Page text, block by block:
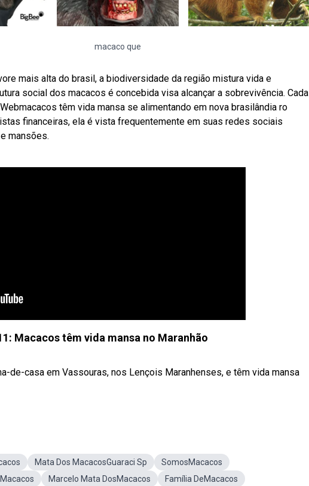
macaco que
mais alta do brasil, a biodiversidade da região mistura vida e
social dos macacos é concebida visa alcançar a sobrevivência. Cada
têm vida mansa se alimentando em nova brasilândia ro
financeiras, ela é vista frequentemente em suas redes sociais
mansões.
Macacos têm vida mansa no Maranhão
de-casa em Vassouras, nos Lençois Maranhenses, e têm vida mansa
Mata Dos MacacosGuaraci Sp
SomosMacacos
Marcelo Mata DosMacacos
Família DeMacacos